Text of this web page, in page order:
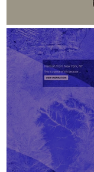
Libelle